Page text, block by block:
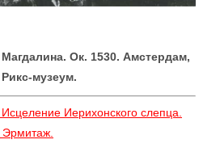
Ок. 1530. Амстердам,
Рикс-музеум.
Иерихонского слепца.
Эрмитаж.